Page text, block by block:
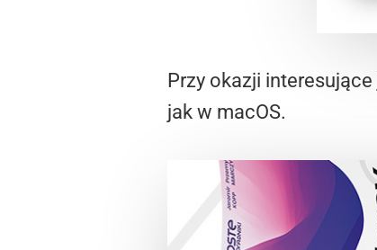
Przy okazji
jak w macOS.